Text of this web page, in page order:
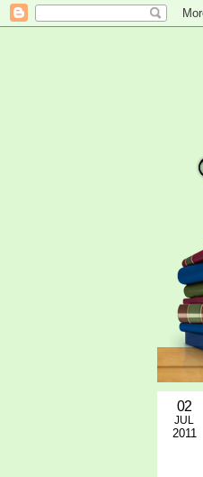
02
JUL
2011